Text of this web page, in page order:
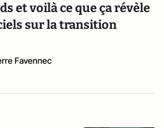
et voilà ce que ça révèle
sur la transition
Favennec